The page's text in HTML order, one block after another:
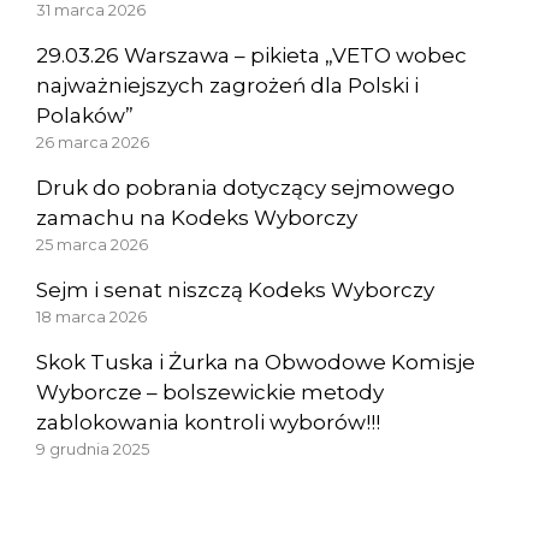
31 marca 2026
29.03.26 Warszawa – pikieta „VETO wobec
najważniejszych zagrożeń dla Polski i
Polaków”
26 marca 2026
Druk do pobrania dotyczący sejmowego
zamachu na Kodeks Wyborczy
25 marca 2026
Sejm i senat niszczą Kodeks Wyborczy
18 marca 2026
Skok Tuska i Żurka na Obwodowe Komisje
Wyborcze – bolszewickie metody
zablokowania kontroli wyborów!!!
9 grudnia 2025